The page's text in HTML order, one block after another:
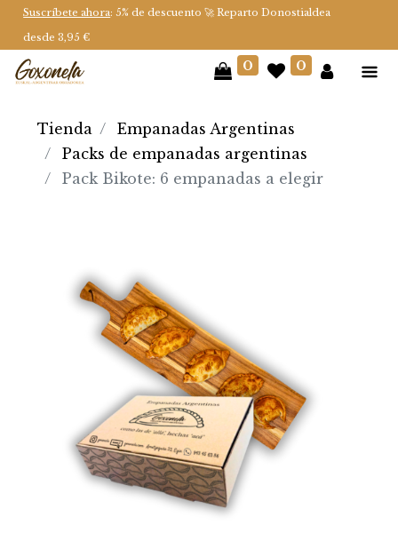
Suscríbete ahora: 5% de descuento 🚀 Reparto Donostialdea
desde 3,95 €
0 0
Tienda
Empanadas Argentinas
Packs de empanadas argentinas
Pack Bikote: 6 empanadas a elegir